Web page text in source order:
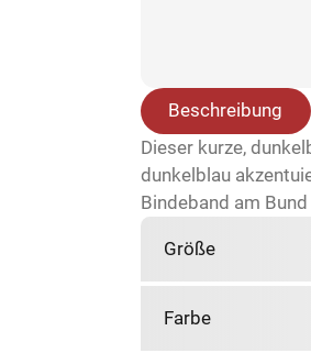
Beschreibung
Dieser kurze,
dunkelblau
Bindeband am
Größe
Farbe